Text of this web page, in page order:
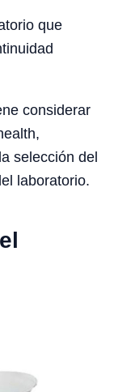
que
considerar
selección del
laboratorio.